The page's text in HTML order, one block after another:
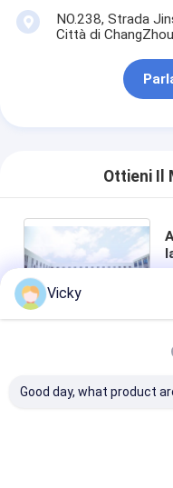
NO.238, Strada
Città di
Ottieni Il
Vicky
Good day, what product